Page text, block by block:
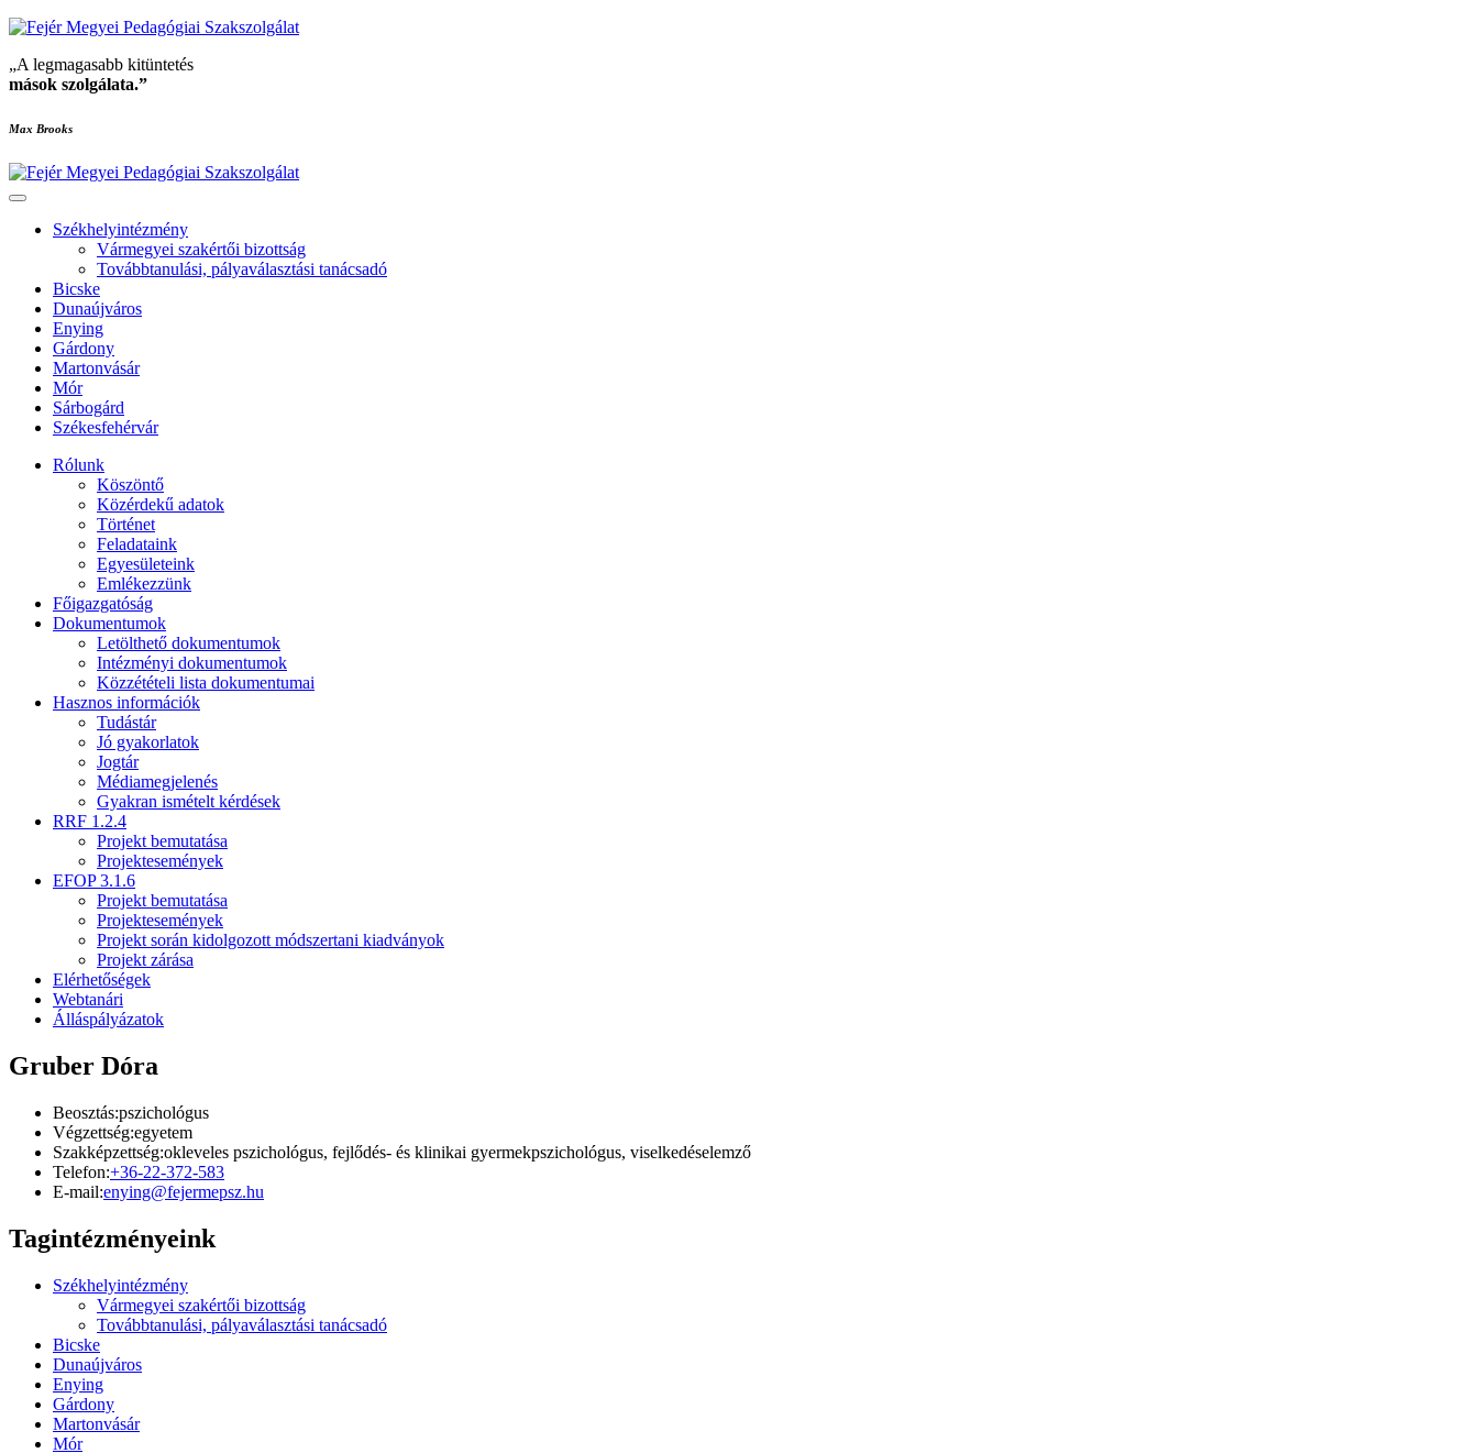
„A legmagasabb kitüntetés
mások szolgálata.”
Max Brooks
Székhelyintézmény
Vármegyei szakértői bizottság
Továbbtanulási, pályaválasztási tanácsadó
Bicske
Dunaújváros
Enying
Gárdony
Martonvásár
Mór
Sárbogárd
Székesfehérvár
Rólunk
Köszöntő
Közérdekű adatok
Történet
Feladataink
Egyesületeink
Emlékezzünk
Főigazgatóság
Dokumentumok
Letölthető dokumentumok
Intézményi dokumentumok
Közzétételi lista dokumentumai
Hasznos információk
Tudástár
Jó gyakorlatok
Jogtár
Médiamegjelenés
Gyakran ismételt kérdések
RRF 1.2.4
Projekt bemutatása
Projektesemények
EFOP 3.1.6
Projekt bemutatása
Projektesemények
Projekt során kidolgozott módszertani kiadványok
Projekt zárása
Elérhetőségek
Webtanári
Álláspályázatok
Gruber Dóra
Beosztás:pszichológus
Végzettség:egyetem
Szakképzettség:okleveles pszichológus, fejlődés- és klinikai gyermekpszichológus, viselkedéselemző
Telefon:+36-22-372-583
E-mail:enying@fejermepsz.hu
Tagintézményeink
Székhelyintézmény
Vármegyei szakértői bizottság
Továbbtanulási, pályaválasztási tanácsadó
Bicske
Dunaújváros
Enying
Gárdony
Martonvásár
Mór